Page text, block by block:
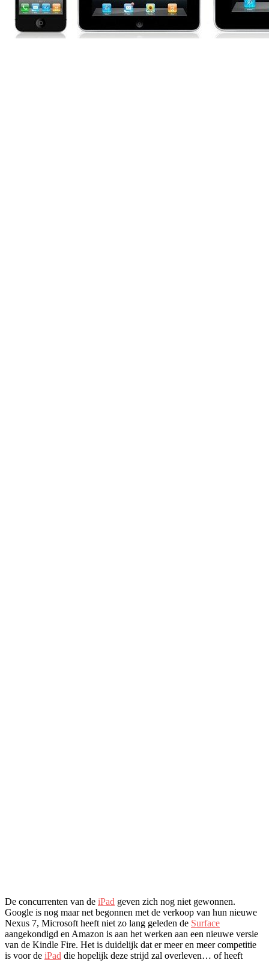
De concurrenten van de iPad geven zich nog niet gewonnen.
Google is nog maar net begonnen met de verkoop van hun nieuwe
Nexus 7, Microsoft heeft niet zo lang geleden de Surface
aangekondigd en Amazon is aan het werken aan een nieuwe versie
van de Kindle Fire. Het is duidelijk dat er meer en meer competitie
is voor de iPad die hopelijk deze strijd zal overleven… of heeft